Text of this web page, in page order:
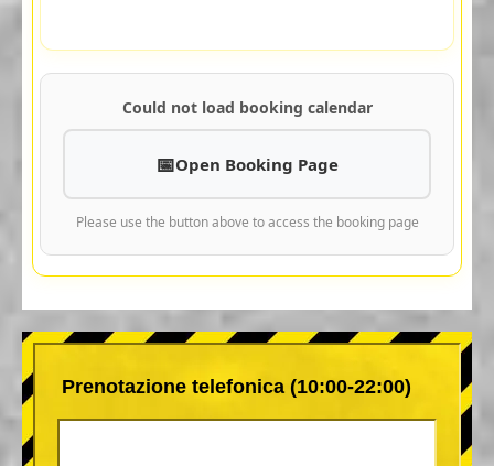
Could not load booking calendar
Open Booking Page
Please use the button above to access the booking page
Prenotazione telefonica (10:00-22:00)